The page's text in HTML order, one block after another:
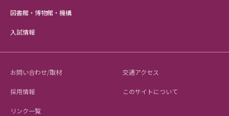
図書館・博物館・機構
入試情報
お問い合わせ/取材 交通アクセス
採用情報 このサイトについて
リンク一覧